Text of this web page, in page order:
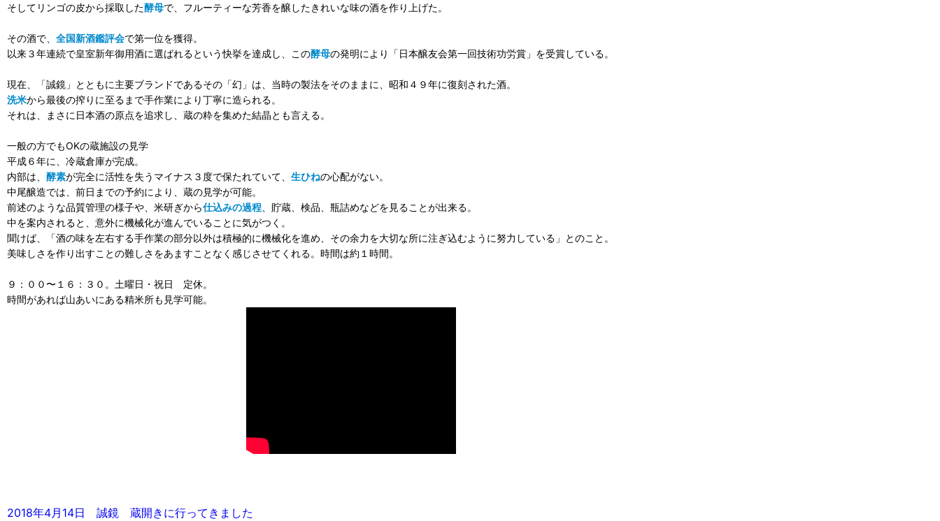
そしてリンゴの皮から採取した酵母で、フルーティーな芳香を醸したきれいな味の酒を作り上げた。
その酒で、 全国新酒鑑評会で第一位を獲得。
以来３年連続で皇室新年御用酒に選ばれるという快挙を達成し、この酵母の発明により「日本醸友会第一回技術功労賞」を受賞している。
現在、「誠鏡」とともに主要ブランドであるその「幻」は、当時の製法をそのままに、昭和４９年に復刻された酒。
洗米から最後の搾りに至るまで手作業により丁寧に造られる。
それは、まさに日本酒の原点を追求し、蔵の粋を集めた結晶とも言える。
一般の方でもOKの蔵施設の見学
平成６年に、冷蔵倉庫が完成。
内部は、 酵素が完全に活性を失うマイナス３度で保たれていて、 生ひねの心配がない。
中尾醸造では、前日までの予約により、蔵の見学が可能。
前述のような品質管理の様子や、米研ぎから仕込みの過程 、貯蔵、検品、瓶詰めなどを見ることが出来る。
中を案内されると、意外に機械化が進んでいることに気がつく。
聞けば、「酒の味を左右する手作業の部分以外は積極的に機械化を進め、その余力を大切な所に注ぎ込むように努力している」とのこと。
美味しさを作り出すことの難しさをあますことなく感じさせてくれる。時間は約１時間。
９：００〜１６：３０。土曜日・祝日 定休。
時間があれば山あいにある精米所も見学可能。
2018年4月14日 誠鏡 蔵開きに行ってきました